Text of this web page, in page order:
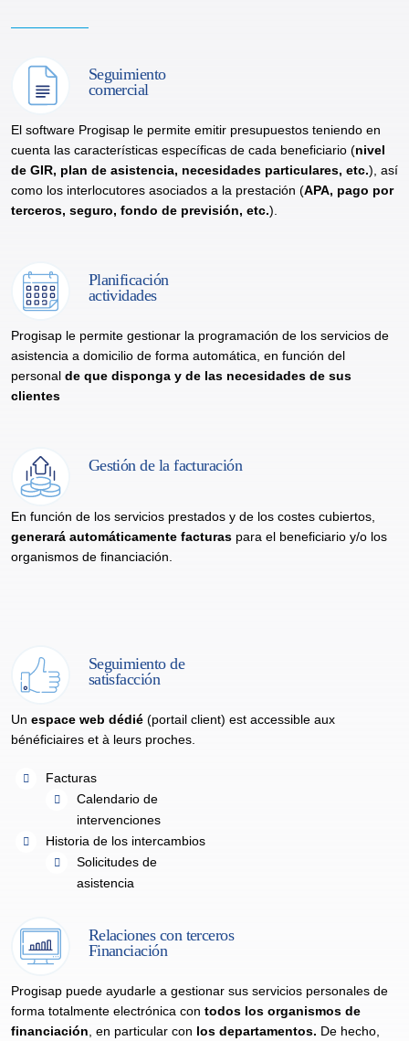
Seguimiento
comercial
El software Progisap le permite emitir presupuestos teniendo en
cuenta las características específicas de cada beneficiario (nivel
de GIR, plan de asistencia, necesidades particulares, etc.), así
como los interlocutores asociados a la prestación (APA, pago por
terceros, seguro, fondo de previsión, etc.).
Planificación
actividades
Progisap le permite gestionar la programación de los servicios de
asistencia a domicilio de forma automática, en función del
personal de que disponga y de las necesidades de sus
clientes
Gestión de la facturación
En función de los servicios prestados y de los costes cubiertos,
generará automáticamente facturaspara el beneficiario y/o los
organismos de financiación.
Seguimiento de
satisfacción
Un espace web dédié(portail client) est accessible aux
bénéficiaires et à leurs proches.
Facturas
Calendario de
intervenciones
Historia de los intercambios
Solicitudes de
asistencia
Relaciones con terceros
Financiación
Progisap puede ayudarle a gestionar sus servicios personales de
forma totalmente electrónica con todos los organismos de
financiación, en particular con los departamentos. De hecho,